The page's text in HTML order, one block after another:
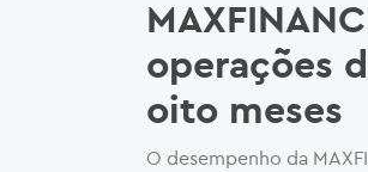
operações
oito meses
O desempenho da